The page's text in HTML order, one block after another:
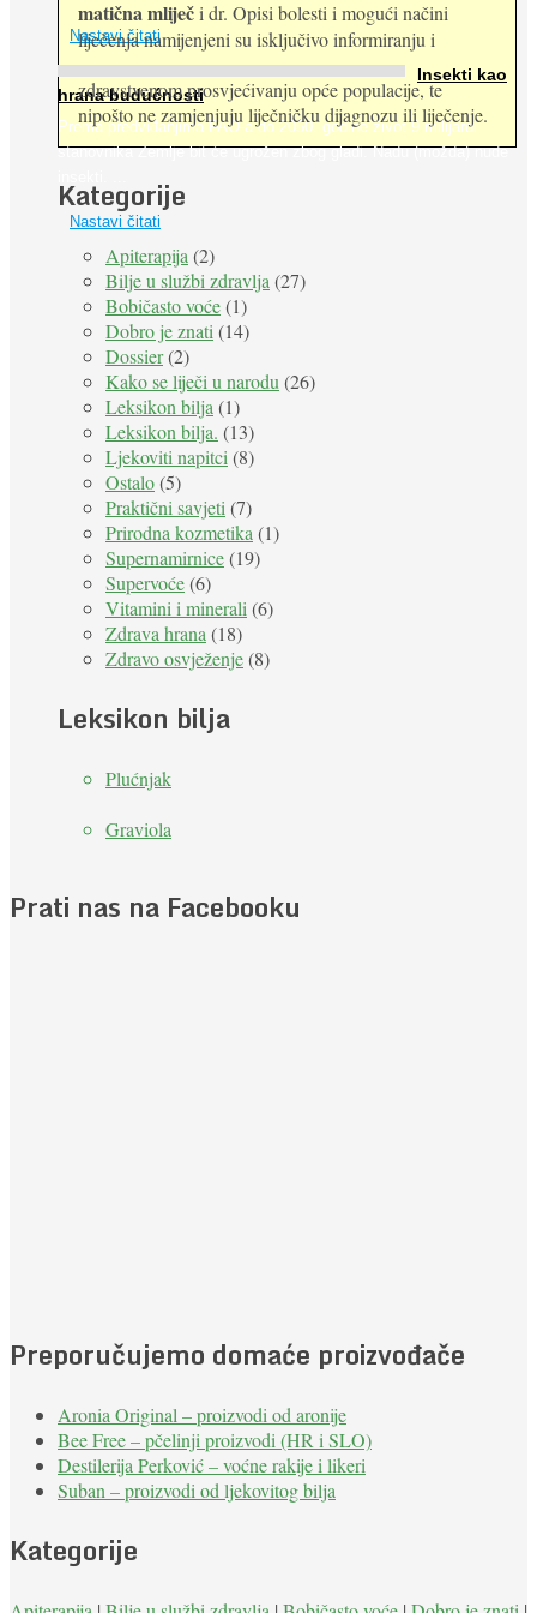
Nastavi čitati
Insekti kao
hrana budućnosti
Prema predviđanjima FAO-a do 2050. godine život 9 milijardi
stanovnika Zemlje bit će ugrožen zbog gladi. Nadu (možda) nude
Nastavi čitati
matična mliječi dr. Opisi bolesti i mogući načini
liječenja namijenjeni su isključivo informiranju i
zdravstvenom prosvjećivanju opće populacije, te
nipošto ne zamjenjuju liječničku dijagnozu ili liječenje.
Kategorije
Apiterapija (2)
Bilje u službi zdravlja (27)
Bobičasto voće(1)
Dobro je znati (14)
Dossier(2)
Kako se liječi u narodu (26)
Leksikon bilja (1)
Leksikon bilja. (13)
Ljekoviti napitci (8)
Ostalo(5)
Praktični savjeti (7)
Prirodna kozmetika (1)
Supernamirnice(19)
Supervoće(6)
Vitamini i minerali (6)
Zdrava hrana (18)
Zdravo osvježenje(8)
Leksikon bilja
Plućnjak
Graviola
Prati nas na Facebooku
Preporučujemo domaće proizvođače
Aronia Original – proizvodi od aronije
Bee Free – pčelinji proizvodi (HR i SLO)
Destilerija Perković – voćne rakije i likeri
Suban – proizvodi od ljekovitog bilja
Kategorije